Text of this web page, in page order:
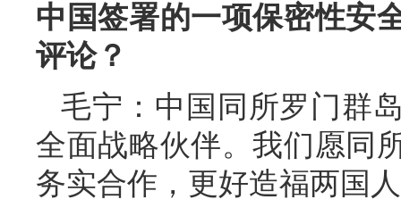
中国签署的一项保密性安
评论？
毛宁：中国同所罗门群
全面战略伙伴。我们愿同
务实合作，更好造福两国